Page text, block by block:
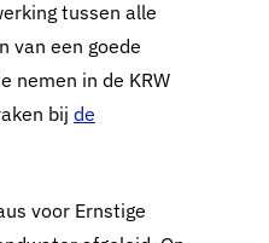
tussen alle
van een goede
nemen in de KRW
bij de
voor Ernstige